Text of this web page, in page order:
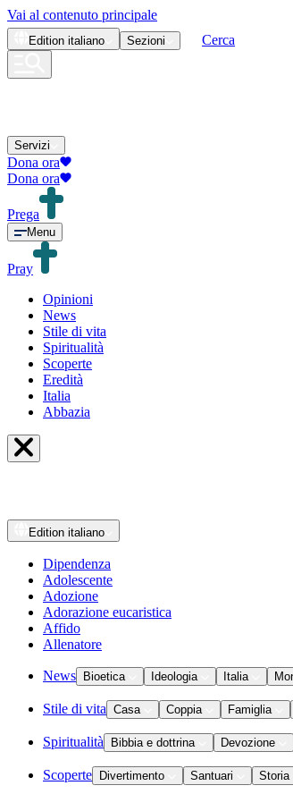
Vai al contenuto principale
Edition italiano Sezioni Cerca
Servizi
Dona ora
Dona ora
Prega
Menu
Pray
Opinioni
News
Stile di vita
Spiritualità
Scoperte
Eredità
Italia
Abbazia
Edition italiano
Dipendenza
Adolescente
Adozione
Adorazione eucaristica
Affido
Allenatore
News Bioetica Ideologia Italia
Stile di vita Casa Coppia Famiglia
Spiritualità Bibbia e dottrina Devozione
Scoperte Divertimento Santuari Storia